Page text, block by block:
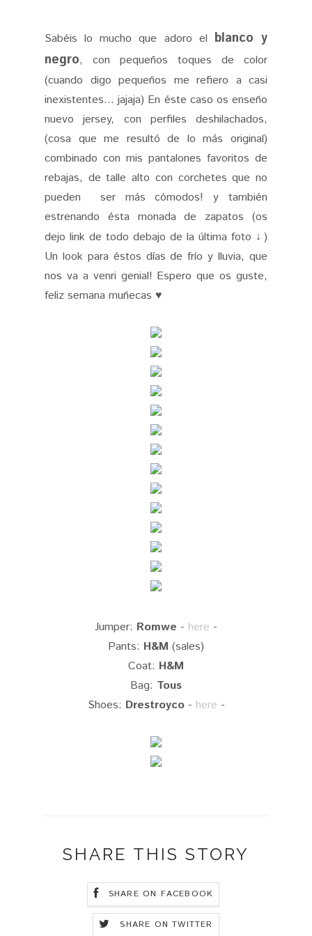
Sabéis lo mucho que adoro el blanco y
negro, con pequeños toques de color
(cuando digo pequeños me refiero a casi
inexistentes... jajaja) En éste caso os enseño
nuevo jersey, con perfiles deshilachados,
(cosa que me resultó de lo más original)
combinado con mis pantalones favoritos de
rebajas, de talle alto con corchetes que no
pueden ser más cómodos! y también
estrenando ésta monada de zapatos (os
dejo link de todo debajo de la última foto ↓ )
Un look para éstos días de frío y lluvia, que
nos va a venri genial! Espero que os guste,
feliz semana muñecas ♥
Jumper: Romwe - here -
Pants: H&M (sales)
Coat: H&M
Bag: Tous
Shoes: Drestroyco- here -
SHARE THIS STORY
SHARE ON FACEBOOK
SHARE ON TWITTER